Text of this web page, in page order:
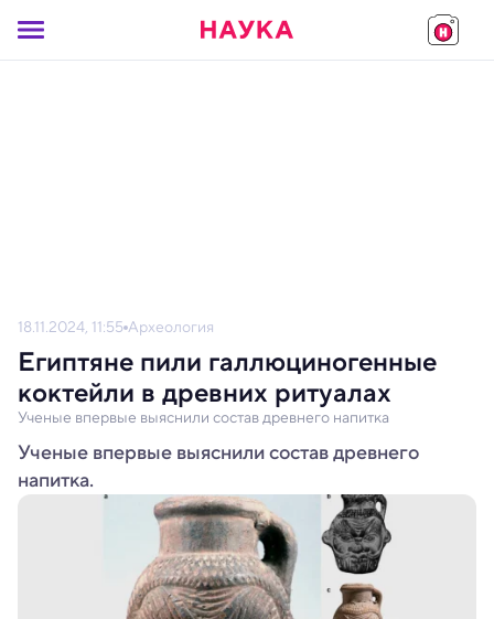
18.11.2024, 11:55 Археология
Египтяне пили галлюциногенные
коктейли в древних ритуалах
Ученые впервые выяснили состав древнего напитка
Ученые впервые выяснили состав древнего
напитка.